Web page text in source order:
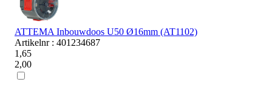
ATTEMA Inbouwdoos U50 Ø16mm (AT1102)
Artikelnr : 401234687
1,65
2,00